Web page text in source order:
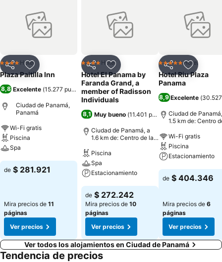
de cama de alta calidad. Se ofrece una televisión LCD de 32
pulgadas con canales por cable de suscripción. Los baños están
equipados con ducha y bañera combinadas con cabezal de ducha
web gracias a nuestro acceso a Internet wifi gratis. Los servicios
para las personas de negocios incluyen escritorio y teléfono. Es
posible solicitar cambio de toallas y cambio de sábanas. Se ofrece
servicio de limpieza todos los días. En el alojamiento hay piscina al
aire libre y piscina infantil. Otros servicios de ocio y esparcimiento
incluyen gimnasio.
CompartirAgregar a favoritos
4 EstrellasHotel
Plaza Paitilla Inn
8,8 Excelente (15.277 puntuaciones)
Ciudad de Panamá,
Panamá
Wi-Fi gratis
Piscina
Spa
Ver precios
de $ 281.921
Mira precios de 11
páginas
Ver precios
CompartirAgregar a favoritos
4 EstrellasHotel
Hotel El Panama by
Faranda Grand, a
member of Radisson
Individuals
8,1 Muy bueno (11.401 puntuaciones)
Ciudad de Panamá, a
1.6 km de: Centro de la
Piscina
Spa
Estacionamiento
Ver precios
de $ 272.242
Mira precios de 10
páginas
Ver precios
CompartirAgregar
5 EstrellasHotel
Hotel Riu Plaza
Panama
8,9Excelente (
Ciudad de
1.5 km de: Centro
Wi-Fi gratis
Piscina
Estacionamiento
Ver precios
de $ 404.346
Mira precios de 6
páginas
Ver precios
Ver todos los alojamientos en Ciudad de Panamá
Tendencia de precios